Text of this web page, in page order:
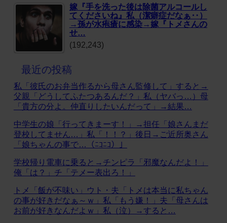
嫁『手を洗った後は除菌アルコールし
てくださいね』私（潔癖症だなぁ‥）
→孫が水疱瘡に感染→嫁『トメさんの
せ…
(192,243)
最近の投稿
私「彼氏のお弁当作るから母さん監修して」すると→
父親「どうしてふたつあるんだ？」私（ヤバっ…）母
「貴方の分よ。仲直りしたいんだって」→結果…
中学生の娘「行ってきまーす！」→担任「娘さんまだ
登校してません…」私「！！？」後日→ご近所奥さん
「娘ちゃんの事で…（ﾆｺﾆｺ）」
学校帰り電車に乗ると→チンピラ「邪魔なんだよ！」
俺「は？」チ「テメー表出ろ！」
トメ「飯が不味い」ウト・夫「トメは本当に私ちゃん
の事が好きだなぁ～ｗ」私「もう嫌！」夫「母さんは
お前が好きなんだよｗ」私（泣）→すると…